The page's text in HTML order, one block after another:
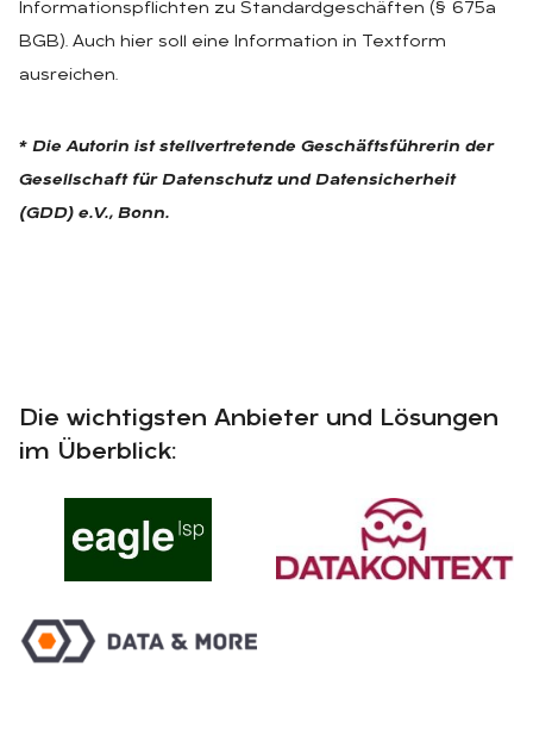
Die wichtigsten Anbieter und Lösungen
im Überblick:
Informationspflichten zu Standardgeschäften (§ 675a
BGB). Auch hier soll eine Information in Textform
ausreichen.
* Die Autorin ist stellvertretende Geschäftsführerin der
Gesellschaft für Datenschutz und Datensicherheit
(GDD) e.V., Bonn.